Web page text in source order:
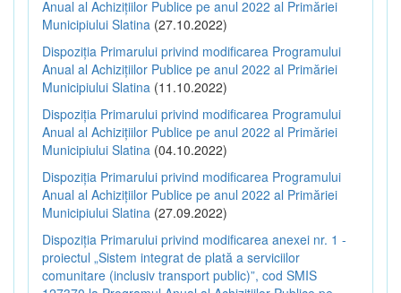
Anual al Achizițiilor Publice pe anul 2022 al Primăriei
Municipiului Slatina (27.10.2022)
Dispoziția Primarului privind modificarea Programului
Anual al Achizițiilor Publice pe anul 2022 al Primăriei
Municipiului Slatina (11.10.2022)
Dispoziția Primarului privind modificarea Programului
Anual al Achizițiilor Publice pe anul 2022 al Primăriei
Municipiului Slatina (04.10.2022)
Dispoziția Primarului privind modificarea Programului
Anual al Achizițiilor Publice pe anul 2022 al Primăriei
Municipiului Slatina (27.09.2022)
Dispoziția Primarului privind modificarea anexei nr. 1 -
proiectul „Sistem integrat de plată a serviciilor
comunitare (inclusiv transport public)”, cod SMIS